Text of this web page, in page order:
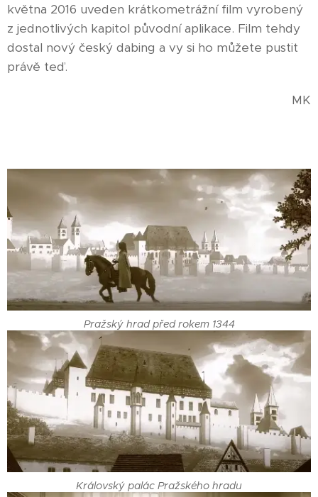
května 2016 uveden krátkometrážní film vyrobený
z jednotlivých kapitol původní aplikace. Film tehdy
dostal nový český dabing a vy si ho můžete pustit
právě teď.
MK
Pražský hrad před rokem 1344
Královský palác Pražského hradu